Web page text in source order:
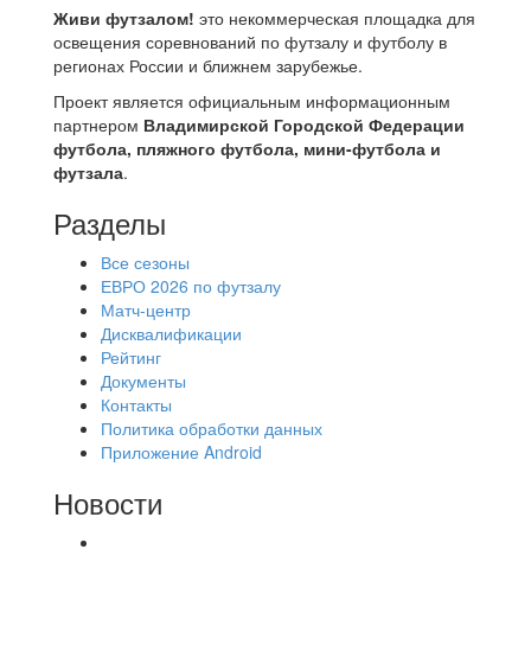
Живи футзалом! это некоммерческая площадка для
освещения соревнований по футзалу и футболу в
регионах России и ближнем зарубежье.
Проект является официальным информационным
партнером Владимирской Городской Федерации
футбола, пляжного футбола, мини-футбола и
футзала.
Разделы
Все сезоны
ЕВРО 2026 по футзалу
Матч-центр
Дисквалификации
Рейтинг
Документы
Контакты
Политика обработки данных
Приложение Android
Новости